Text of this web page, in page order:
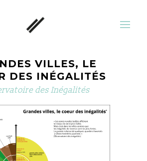
VILLES, LE
DES INÉGALITÉS
des Inégalités